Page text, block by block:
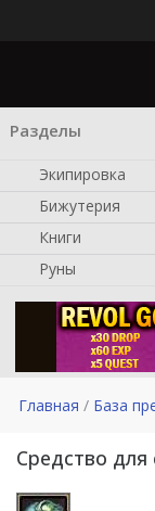
Разделы
Экипировка
Бижутерия
Книги
Руны
Главная База
Средство